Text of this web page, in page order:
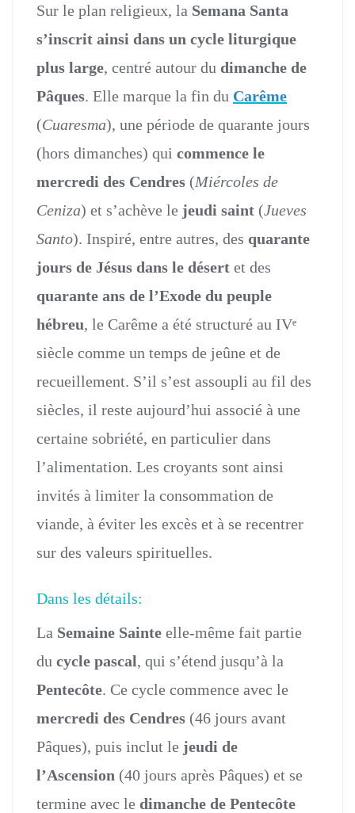
Sur le plan religieux, la Semana Santa
s’inscrit ainsi dans un cycle liturgique
plus large, centré autour du dimanche de
Pâques. Elle marque la fin du Carême
(Cuaresma), une période de quarante jours
(hors dimanches) qui commence le
mercredi des Cendres (Miércoles de
Ceniza) et s’achève le jeudi saint (Jueves
Santo). Inspiré, entre autres, des quarante
jours de Jésus dans le désert et des
quarante ans de l’Exode du peuple
hébreu, le Carême a été structuré au IVᵉ
siècle comme un temps de jeûne et de
recueillement. S’il s’est assoupli au fil des
siècles, il reste aujourd’hui associé à une
certaine sobriété, en particulier dans
l’alimentation. Les croyants sont ainsi
invités à limiter la consommation de
viande, à éviter les excès et à se recentrer
sur des valeurs spirituelles.
Dans les détails:
La Semaine Sainte elle-même fait partie
du cycle pascal, qui s’étend jusqu’à la
Pentecôte. Ce cycle commence avec le
mercredi des Cendres (46 jours avant
Pâques), puis inclut le jeudi de
l’Ascension (40 jours après Pâques) et se
termine avec le dimanche de Pentecôte